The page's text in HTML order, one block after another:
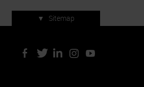
▼ Sitemap
manifestazione